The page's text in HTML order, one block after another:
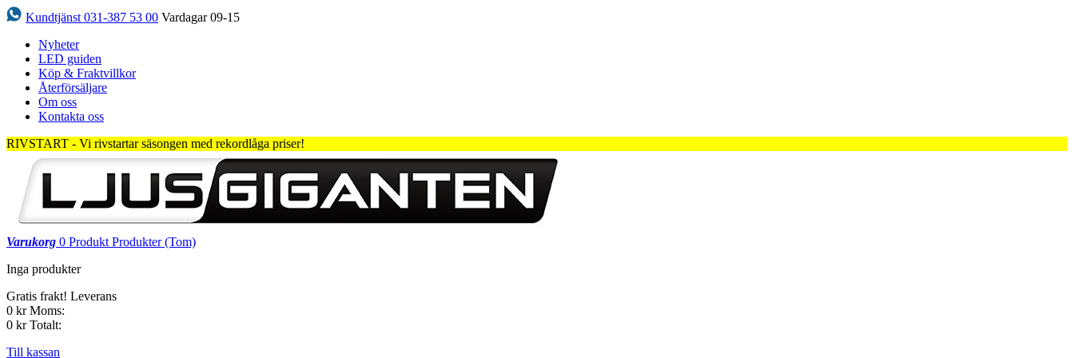
Kundtjänst 031-387 53 00 Vardagar 09-15
Nyheter
LED guiden
Köp & Fraktvillkor
Återförsäljare
Om oss
Kontakta oss
RIVSTART - Vi rivstartar säsongen med rekordlåga priser!
Varukorg 0 Produkt Produkter (Tom)
Inga produkter
Gratis frakt! Leverans
0 kr Moms:
0 kr Totalt:
Till kassan